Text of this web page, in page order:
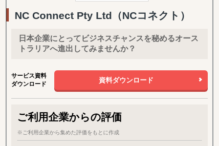
【サービス】
・海外進出コンサルティング
店交渉など実行面での実績が豊富にあります。
査・分析などご要望に合わせて幅広くサポート致します。現地言語
による深い調査が可能です。
・越境EC・マーケティング：
ップでサポート致します。
・翻訳：
日本語から英語、現地語への翻訳サービスを提供します。
NC Connect Pty Ltd（NCコネクト）
日本企業にとってビジネスチャンスを秘めるオース
トラリアへ進出してみませんか？
サービス資料
ダウンロード
資料ダウンロード
ご利用企業からの評価
※ご利用企業から集めた評価をもとに作成